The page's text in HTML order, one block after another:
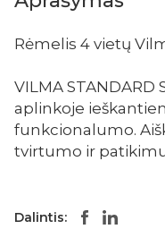
Rėmelis 4 vietų
VILMA STANDARD
aplinkoje
funkcionalumo.
tvirtumo ir
Dalintis: